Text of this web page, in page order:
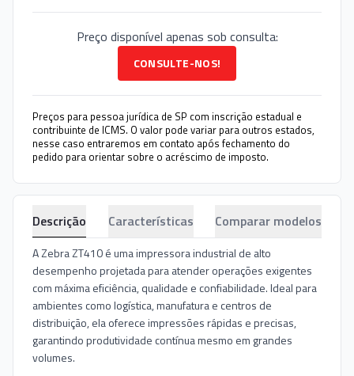
Preço disponível apenas sob consulta:
CONSULTE-NOS!
Preços para pessoa jurídica de SP com inscrição estadual e
contribuinte de ICMS. O valor pode variar para outros estados,
nesse caso entraremos em contato após fechamento do
pedido para orientar sobre o acréscimo de imposto.
Descrição Características Comparar modelos
A Zebra ZT410 é uma impressora industrial de alto
desempenho projetada para atender operações exigentes
com máxima eficiência, qualidade e confiabilidade. Ideal para
ambientes como logística, manufatura e centros de
distribuição, ela oferece impressões rápidas e precisas,
garantindo produtividade contínua mesmo em grandes
volumes.